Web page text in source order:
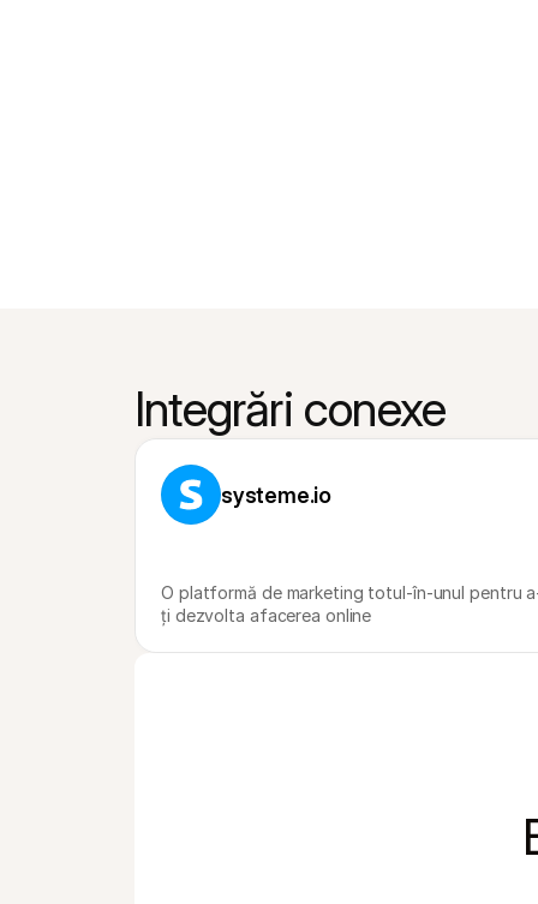
Integrări conexe
systeme.io
O platformă de marketing totul-în-unul pentru
ți dezvolta afacerea online